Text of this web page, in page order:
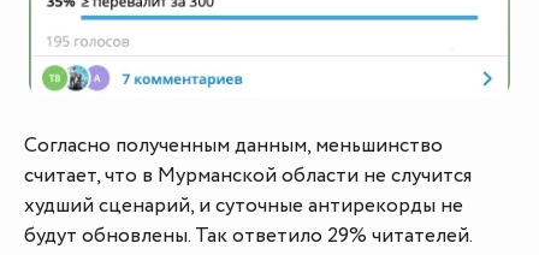
Согласно полученным данным, меньшинство
считает, что в Мурманской области не случится
худший сценарий, и суточные антирекорды не
будут обновлены. Так ответило 29% читателей.